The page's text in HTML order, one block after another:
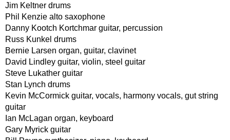
Jim Keltner drums
Phil Kenzie alto saxophone
Danny Kootch Kortchmar guitar, percussion
Russ Kunkel drums
Bernie Larsen organ, guitar, clavinet
David Lindley guitar, violin, steel guitar
Steve Lukather guitar
Stan Lynch drums
Kevin McCormick guitar, vocals, harmony vocals, gut string
guitar
Ian McLagan organ, keyboard
Gary Myrick guitar